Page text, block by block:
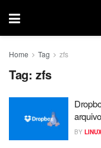
Home Tag zfs
Tag: zfs
BY